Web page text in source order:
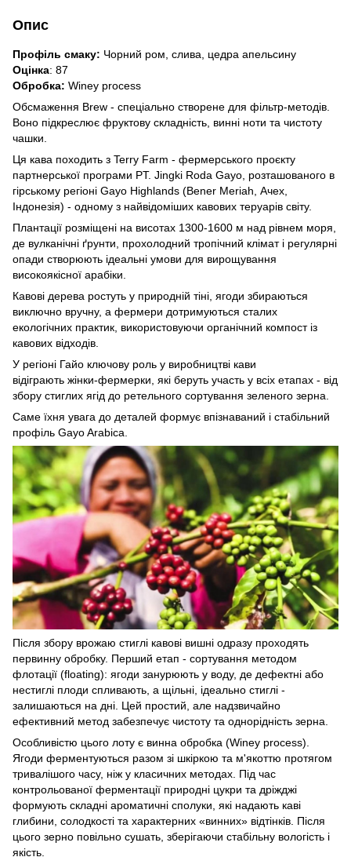
Опис
Профіль смаку: Чорний ром, слива, цедра апельсину
Оцінка: 87
Обробка: Winey process
Обсмаження Brew - спеціально створене для фільтр-методів.
Воно підкреслює фруктову складність, винні ноти та чистоту
чашки.
Ця кава походить з Terry Farm - фермерського проєкту
партнерської програми PT. Jingki Roda Gayo, розташованого в
гірському регіоні Gayo Highlands (Bener Meriah, Ачех,
Індонезія) - одному з найвідоміших кавових теруарів світу.
Плантації розміщені на висотах 1300-1600 м над рівнем моря,
де вулканічні ґрунти, прохолодний тропічний клімат і регулярні
опади створюють ідеальні умови для вирощування
високоякісної арабіки.
Кавові дерева ростуть у природній тіні, ягоди збираються
виключно вручну, а фермери дотримуються сталих
екологічних практик, використовуючи органічний компост із
кавових відходів.
У регіоні Гайо ключову роль у виробництві кави
відіграють жінки-фермерки, які беруть участь у всіх етапах - від
збору стиглих ягід до ретельного сортування зеленого зерна.
Саме їхня увага до деталей формує впізнаваний і стабільний
профіль Gayo Arabica.
Після збору врожаю стиглі кавові вишні одразу проходять
первинну обробку. Перший етап - сортування методом
флотації (floating): ягоди занурюють у воду, де дефектні або
нестиглі плоди спливають, а щільні, ідеально стиглі -
залишаються на дні. Цей простий, але надзвичайно
ефективний метод забезпечує чистоту та однорідність зерна.
Особливістю цього лоту є винна обробка (Winey process).
Ягоди ферментуються разом зі шкіркою та м'якоттю протягом
тривалішого часу, ніж у класичних методах. Під час
контрольованої ферментації природні цукри та дріжджі
формують складні ароматичні сполуки, які надають каві
глибини, солодкості та характерних «винних» відтінків. Після
цього зерно повільно сушать, зберігаючи стабільну вологість і
якість.